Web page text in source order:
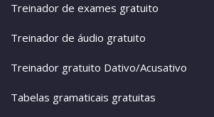
Treinador de exames gratuito
Treinador de áudio gratuito
Treinador gratuito Dativo/Acusativo
Tabelas gramaticais gratuitas